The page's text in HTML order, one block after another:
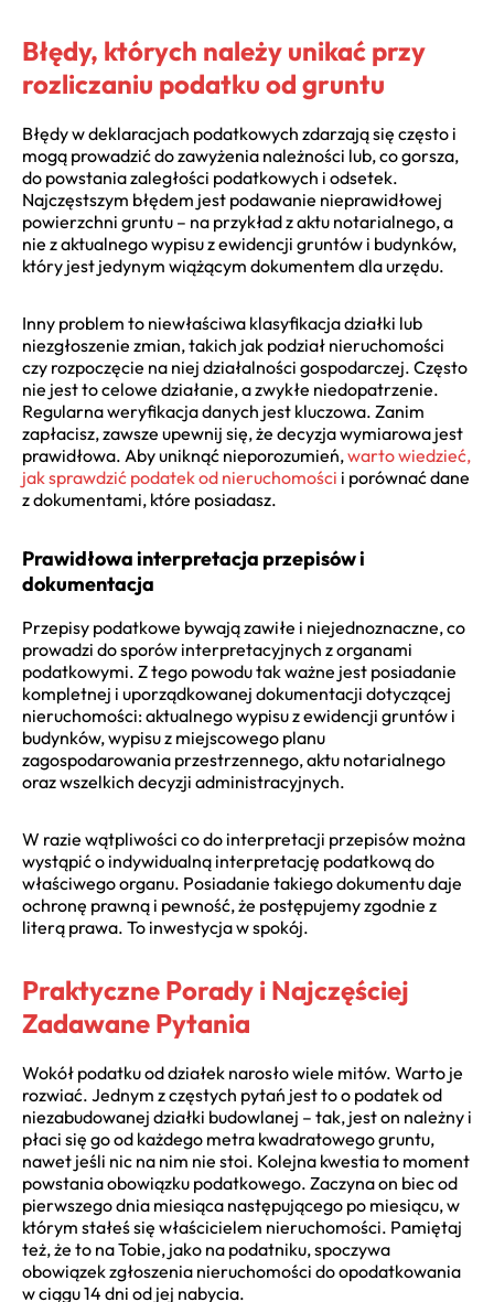
Błędy, których należy unikać przy
rozliczaniu podatku od gruntu
Błędy w deklaracjach podatkowych zdarzają się często i
mogą prowadzić do zawyżenia należności lub, co gorsza,
do powstania zaległości podatkowych i odsetek.
Najczęstszym błędem jest podawanie nieprawidłowej
powierzchni gruntu – na przykład z aktu notarialnego, a
nie z aktualnego wypisu z ewidencji gruntów i budynków,
który jest jedynym wiążącym dokumentem dla urzędu.
Inny problem to niewłaściwa klasyfikacja działki lub
niezgłoszenie zmian, takich jak podział nieruchomości
czy rozpoczęcie na niej działalności gospodarczej. Często
nie jest to celowe działanie, a zwykłe niedopatrzenie.
Regularna weryfikacja danych jest kluczowa. Zanim
zapłacisz, zawsze upewnij się, że decyzja wymiarowa jest
prawidłowa. Aby uniknąć nieporozumień,warto wiedzieć,
jak sprawdzić podatek od nieruchomości i porównać dane
z dokumentami, które posiadasz.
Prawidłowa interpretacja przepisów i
dokumentacja
Przepisy podatkowe bywają zawiłe i niejednoznaczne, co
prowadzi do sporów interpretacyjnych z organami
podatkowymi. Z tego powodu tak ważne jest posiadanie
kompletnej i uporządkowanej dokumentacji dotyczącej
nieruchomości: aktualnego wypisu z ewidencji gruntów i
budynków, wypisu z miejscowego planu
zagospodarowania przestrzennego, aktu notarialnego
oraz wszelkich decyzji administracyjnych.
W razie wątpliwości co do interpretacji przepisów można
wystąpić o indywidualną interpretację podatkową do
właściwego organu. Posiadanie takiego dokumentu daje
ochronę prawną i pewność, że postępujemy zgodnie z
literą prawa. To inwestycja w spokój.
Praktyczne Porady i Najczęściej
Zadawane Pytania
Wokół podatku od działek narosło wiele mitów. Warto je
rozwiać. Jednym z częstych pytań jest to o podatek od
niezabudowanej działki budowlanej – tak, jest on należny i
płaci się go od każdego metra kwadratowego gruntu,
nawet jeśli nic na nim nie stoi. Kolejna kwestia to moment
powstania obowiązku podatkowego. Zaczyna on biec od
pierwszego dnia miesiąca następującego po miesiącu, w
którym stałeś się właścicielem nieruchomości. Pamiętaj
też, że to na Tobie, jako na podatniku, spoczywa
obowiązek zgłoszenia nieruchomości do opodatkowania
w ciągu 14 dni od jej nabycia.